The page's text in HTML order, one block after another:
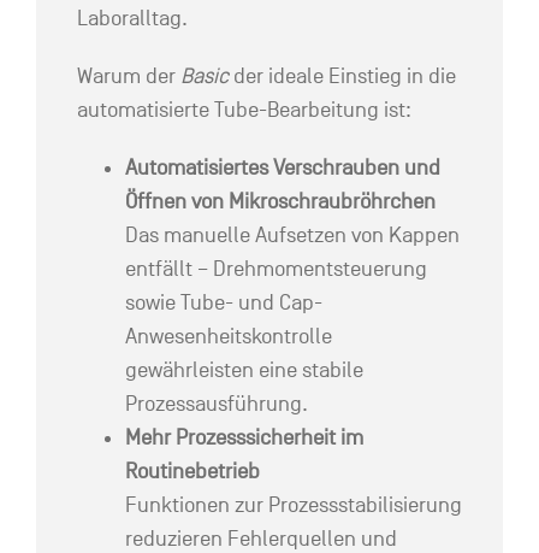
Laboralltag.
Warum der Basicder ideale Einstieg in die
automatisierte Tube-Bearbeitung ist:
Automatisiertes Verschrauben und
Öffnen von Mikroschraubröhrchen
Das manuelle Aufsetzen von Kappen
entfällt – Drehmomentsteuerung
sowie Tube- und Cap-
Anwesenheitskontrolle
gewährleisten eine stabile
Prozessausführung.
Mehr Prozesssicherheit im
Routinebetrieb
Funktionen zur Prozessstabilisierung
reduzieren Fehlerquellen und